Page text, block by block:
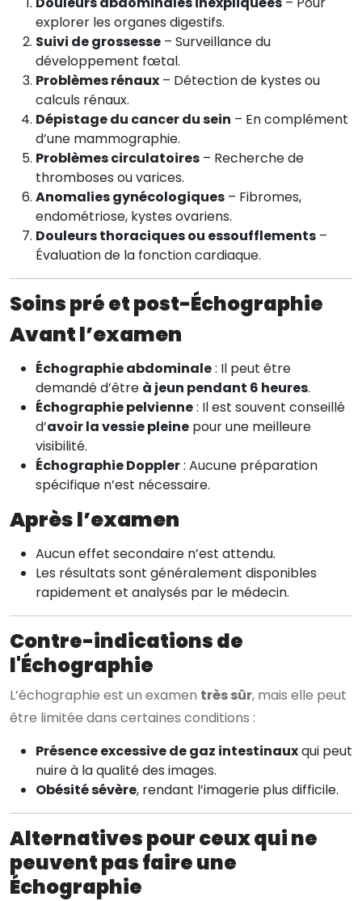
explorer les organes digestifs.
Suivi de grossesse – Surveillance du
développement fœtal.
Problèmes rénaux – Détection de kystes ou
calculs rénaux.
Dépistage du cancer du sein – En complément
d’une mammographie.
Problèmes circulatoires – Recherche de
thromboses ou varices.
Anomalies gynécologiques – Fibromes,
endométriose, kystes ovariens.
Douleurs thoraciques ou essoufflements –
Évaluation de la fonction cardiaque.
Soins pré et post-Échographie
Avant l’examen
Échographie abdominale: Il peut être
demandé d’être à jeun pendant 6 heures.
Échographie pelvienne: Il est souvent conseillé
d’avoir la vessie pleine pour une meilleure
visibilité.
Échographie Doppler: Aucune préparation
spécifique n’est nécessaire.
Après l’examen
Aucun effet secondaire n’est attendu.
Les résultats sont généralement disponibles
rapidement et analysés par le médecin.
Contre-indications de
l'Échographie
L’échographie est un examen très sûr, mais elle peut
être limitée dans certaines conditions :
Présence excessive de gaz intestinauxqui peut
nuire à la qualité des images.
Obésité sévère, rendant l’imagerie plus difficile.
Alternatives pour ceux qui ne
peuvent pas faire une
Échographie